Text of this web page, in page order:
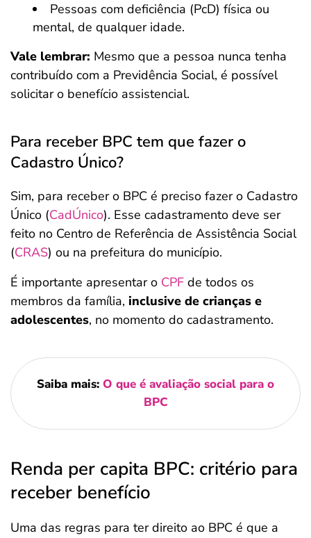
Pessoas com deficiência (PcD) física ou
mental, de qualquer idade.
Vale lembrar: Mesmo que a pessoa nunca tenha
contribuído com a Previdência Social, é possível
solicitar o benefício assistencial.
Para receber BPC tem que fazer o
Cadastro Único?
Sim, para receber o BPC é preciso fazer o Cadastro
Único (CadÚnico). Esse cadastramento deve ser
feito no Centro de Referência de Assistência Social
(CRAS) ou na prefeitura do município.
É importante apresentar o CPF de todos os
membros da família, inclusive de crianças e
adolescentes, no momento do cadastramento.
Saiba mais: O que é avaliação social para o
BPC
Renda per capita BPC: critério para
receber benefício
Uma das regras para ter direito ao BPC é que a